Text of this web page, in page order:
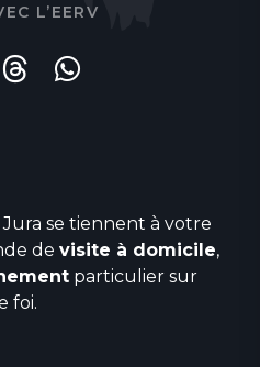
L’EERV
se tiennent à votre
de visite à domicile,
particulier sur
foi.